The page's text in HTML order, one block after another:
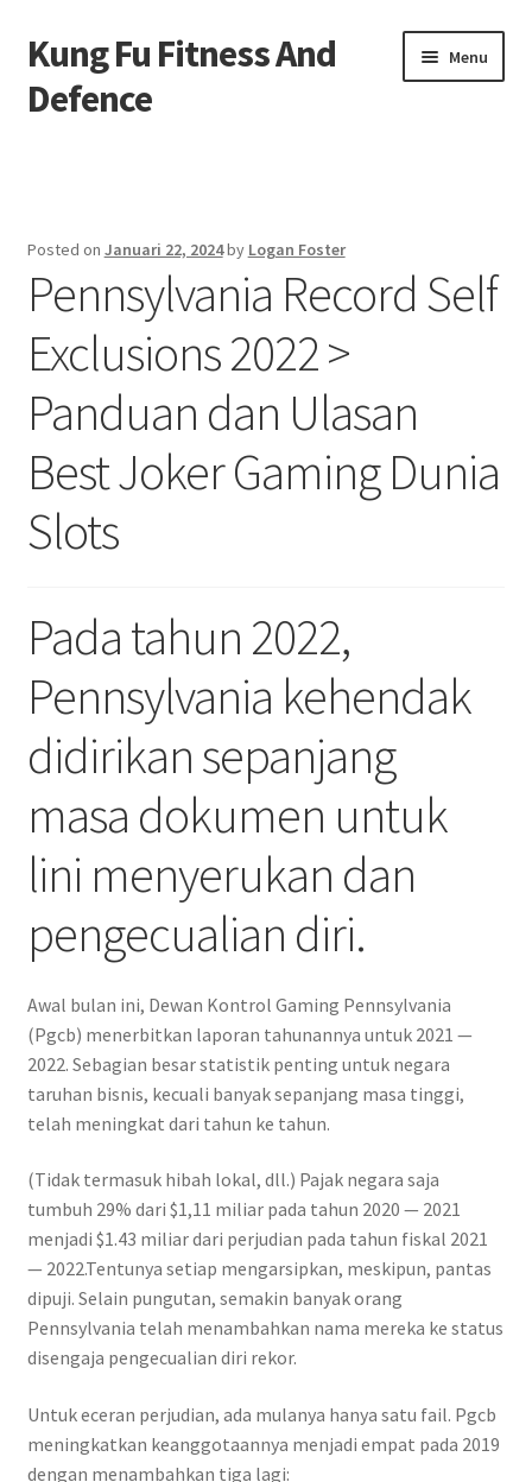
Skip
to
navigation
Skip
to
content
Kung Fu Fitness And
Defence
Menu
Contact us
Privacy Policy
Posted on Januari 22, 2024by Logan Foster
Pennsylvania Record Self
Exclusions 2022 >
Panduan dan Ulasan
Best Joker Gaming Dunia
Slots
Pada tahun 2022,
Pennsylvania kehendak
didirikan sepanjang
masa dokumen untuk
lini menyerukan dan
pengecualian diri.
Awal bulan ini, Dewan Kontrol Gaming Pennsylvania
(Pgcb) menerbitkan laporan tahunannya untuk 2021 —
2022. Sebagian besar statistik penting untuk negara
taruhan bisnis, kecuali banyak sepanjang masa tinggi,
telah meningkat dari tahun ke tahun.
(Tidak termasuk hibah lokal, dll.) Pajak negara saja
tumbuh 29% dari $1,11 miliar pada tahun 2020 — 2021
menjadi $1.43 miliar dari perjudian pada tahun fiskal 2021
— 2022.Tentunya setiap mengarsipkan, meskipun, pantas
dipuji. Selain pungutan, semakin banyak orang
Pennsylvania telah menambahkan nama mereka ke status
disengaja pengecualian diri rekor.
Untuk eceran perjudian, ada mulanya hanya satu fail. Pgcb
meningkatkan keanggotaannya menjadi empat pada 2019
dengan menambahkan tiga lagi: